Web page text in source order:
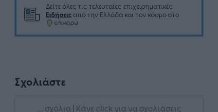
Δείτε όλες τις τελευταίες επιχειρηματικές
Ειδήσεις από την Ελλάδα και τον κόσμο στο
Σχολιάστε
... σχόλια | Κάνε click για να σχολιάσεις